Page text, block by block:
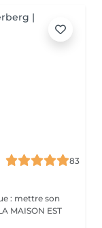
83
: mettre son
MAISON EST